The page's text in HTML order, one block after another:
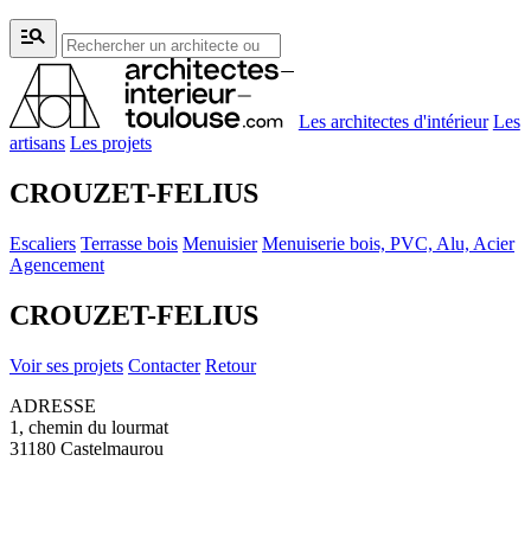
manage_search
Les architectes d'intérieur Les
artisans Les projets
CROUZET-FELIUS
Escaliers Terrasse bois Menuisier Menuiserie bois, PVC, Alu, Acier
Agencement
CROUZET-FELIUS
Voir ses projets Contacter Retour
ADRESSE
1, chemin du lourmat
31180 Castelmaurou